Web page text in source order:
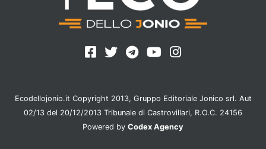
Ecodellojonio.it Copyright 2013, Gruppo Editoriale Jonico srl. Aut
02/13 del 20/12/2013 Tribunale di Castrovillari, R.O.C. 24156
Powered by Codex Agency